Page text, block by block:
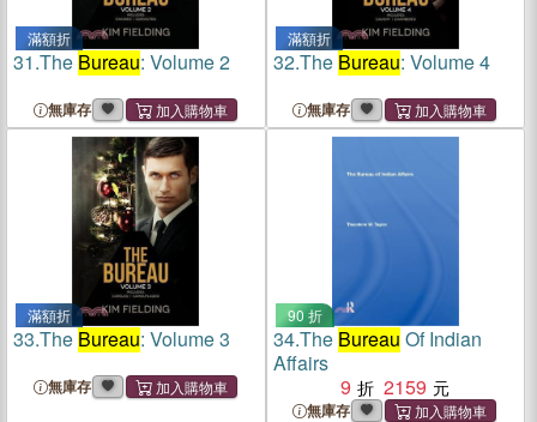
滿額折
31.The Bureau: Volume 2
無庫存
滿額折
32.The Bureau: Volume 4
無庫存
滿額折
33.The Bureau: Volume 3
無庫存
90 折
34.The Bureau Of Indian
Affairs
9
2159
無庫存